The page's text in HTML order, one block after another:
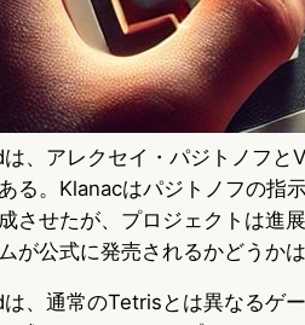
、アレクセイ・パジトノフと
る。Klanacはパジトノフの指
させたが、プロジェクトは進
が公式に発売されるかどうかは
、通常のTetrisとは異なるゲ